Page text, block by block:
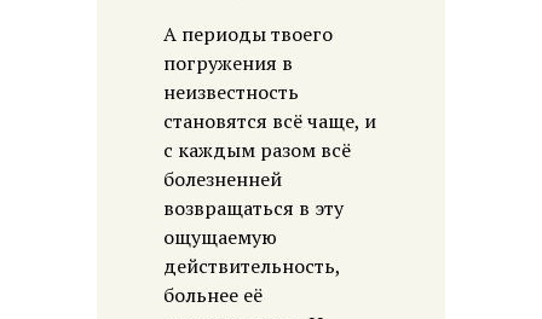
А периоды твоего
погружения в
неизвестность
становятся всё чаще, и
с каждым разом всё
болезненней
возвращаться в эту
ощущаемую
действительность,
больнее её